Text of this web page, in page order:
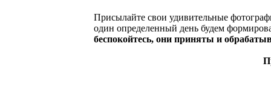
Присылайте свои удивительные
один определенный день будем
беспокойтесь, они приняты и